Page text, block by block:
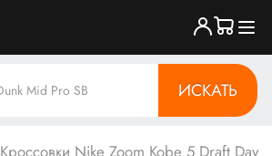
ИСКАТЬ
Кроссовки Nike Zoom Kobe 5 Draft Day